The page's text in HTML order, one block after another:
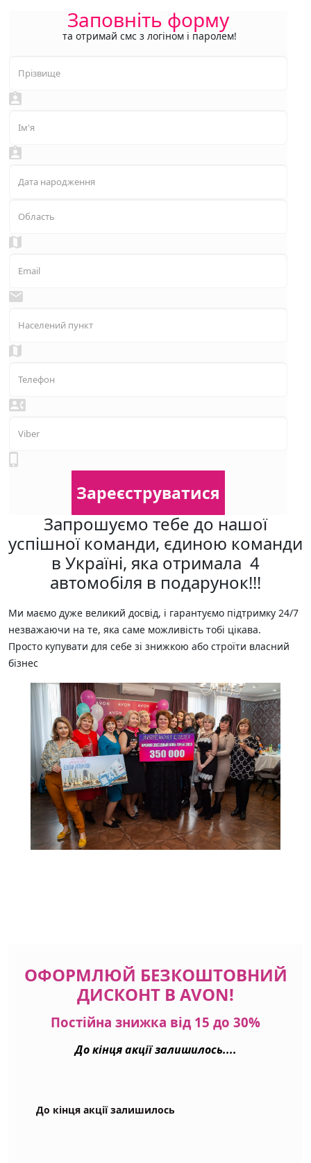
Заповніть форму
та отримай смс з логіном і паролем!
Запрошуємо тебе до нашої
успішної команди, єдиною команди
в Україні, яка отримала 4
автомобіля в подарунок!!!
Ми маємо дуже великий досвід, і гарантуємо підтримку 24/7
незважаючи на те, яка саме можливість тобі цікава.
Просто купувати для себе зі знижкою або строїти власний
бізнес
ОФОРМЛЮЙ БЕЗКОШТОВНИЙ
ДИСКОНТ В AVON!
Постійна знижка від 15 до 30%
До кінця акції залишилось....
До кінця акції залишилось